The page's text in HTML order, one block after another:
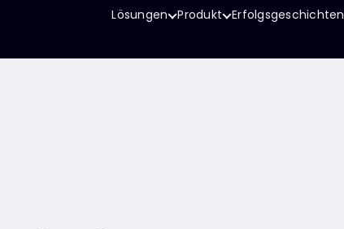
Lösungen Produkt Erfolgsgeschichten